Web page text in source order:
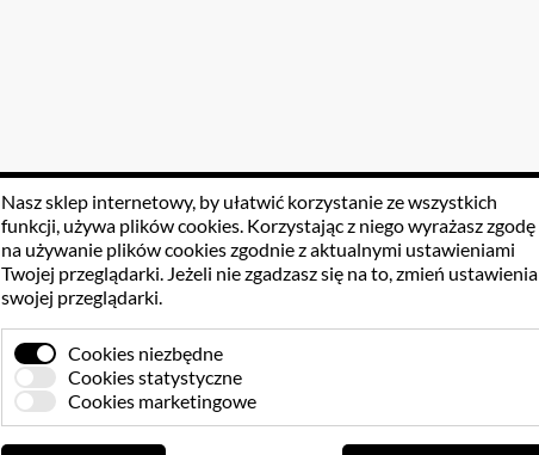
Nasz sklep internetowy, by ułatwić korzystanie ze wszystkich
funkcji, używa plików cookies. Korzystając z niego wyrażasz zgodę
na używanie plików cookies zgodnie z aktualnymi ustawieniami
Twojej przeglądarki. Jeżeli nie zgadzasz się na to, zmień ustawienia
swojej przeglądarki.
Cookies niezbędne
Cookies statystyczne
Cookies marketingowe